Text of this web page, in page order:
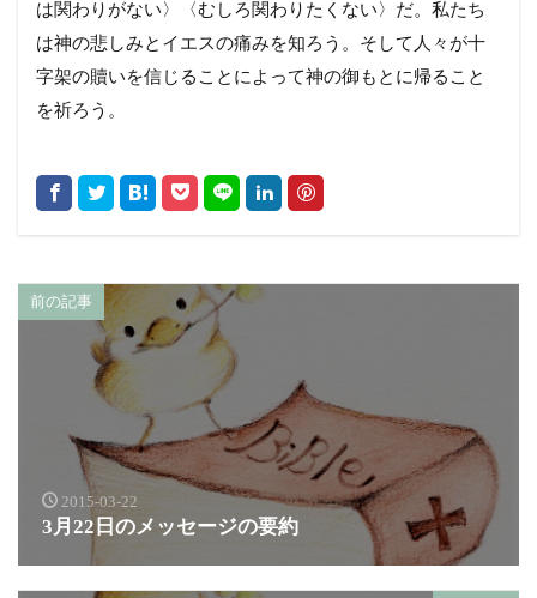
は関わりがない〉〈むしろ関わりたくない〉だ。私たち
は神の悲しみとイエスの痛みを知ろう。そして人々が十
字架の贖いを信じることによって神の御もとに帰ること
を祈ろう。
前の記事
2015-03-22
3月22日のメッセージの要約